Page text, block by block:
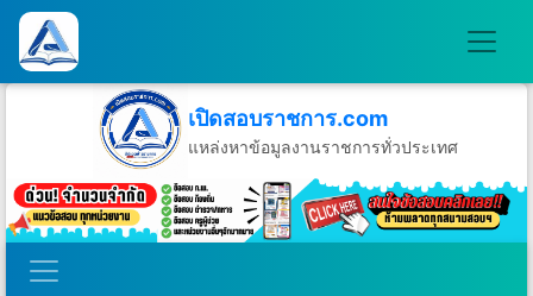
เปิดสอบราชการ.com
แหล่งหาข้อมูลงานราชการทั่วประเทศ
วันศุกร์ที่ 7 เดือนสิงหาคม พ.ศ.2569